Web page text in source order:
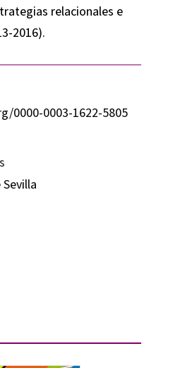
relacionales e
2016).
0000-0003-1622-5805